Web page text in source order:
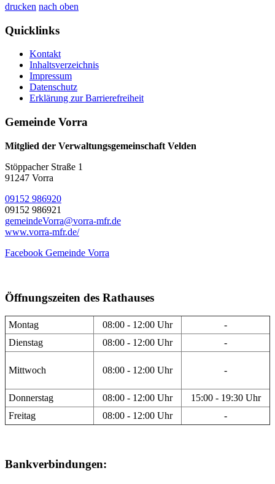
drucken nach oben
Quicklinks
Kontakt
Inhaltsverzeichnis
Impressum
Datenschutz
Erklärung zur Barrierefreiheit
Gemeinde Vorra
Mitglied der Verwaltungsgemeinschaft Velden
Stöppacher Straße 1
91247 Vorra
09152 986920
09152 986921
gemeindeVorra@vorra-mfr.de
www.vorra-mfr.de/
Facebook Gemeinde Vorra
Öffnungszeiten des Rathauses
Montag 08:00 - 12:00 Uhr
-
Dienstag
08:00 - 12:00 Uhr -
Mittwoch 08:00 - 12:00 Uhr -
Donnerstag 08:00 - 12:00 Uhr
15:00 - 19:30 Uhr
Freitag
08:00 - 12:00 Uhr -
Bankverbindungen: